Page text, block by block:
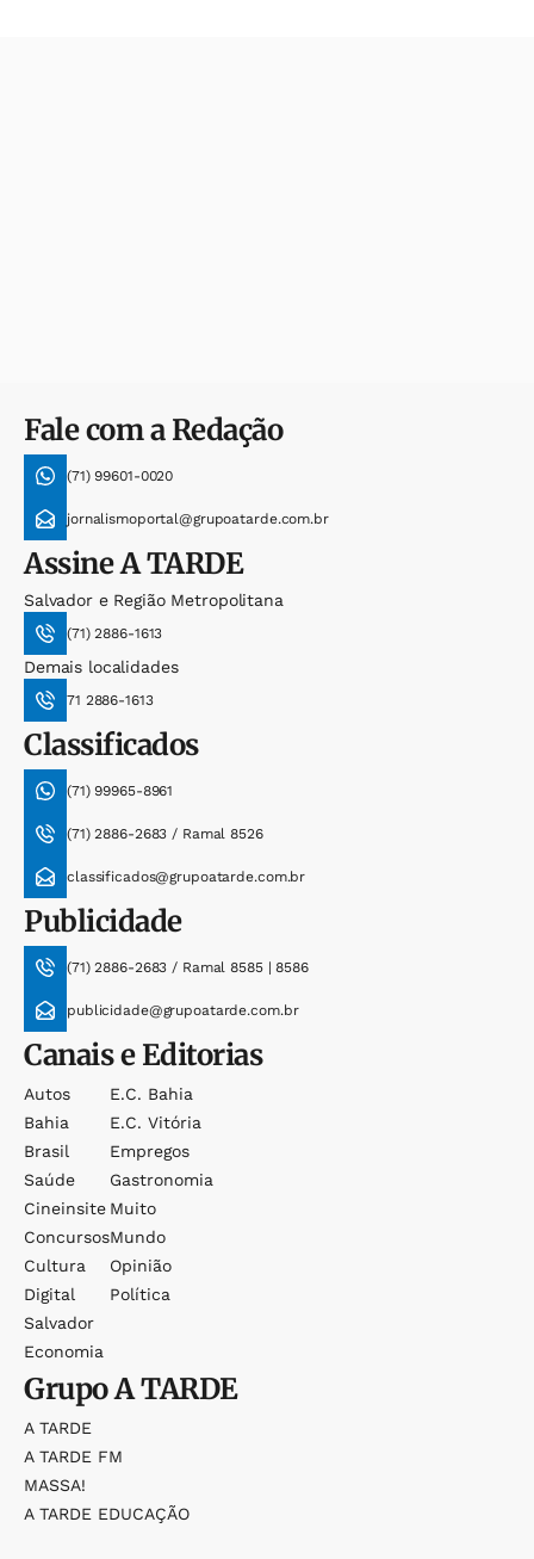
Fale com a Redação
(71) 99601-0020
jornalismoportal@grupoatarde.com.br
AssineA TARDE
Salvador e Região Metropolitana
(71) 2886-1613
Demais localidades
71 2886-1613
Classificados
(71) 99965-8961
(71) 2886-2683 / Ramal 8526
classificados@grupoatarde.com.br
Publicidade
(71) 2886-2683 / Ramal 8585 | 8586
publicidade@grupoatarde.com.br
Canais e Editorias
Autos
Bahia
Brasil
Saúde
Cineinsite
Concursos
Cultura
Digital
Salvador
Economia
E.c. Bahia
E.c. Vitória
Empregos
Gastronomia
Muito
Mundo
Opinião
Política
GrupoA TARDE
A TARDE
A TARDE FM
MASSA!
A TARDE EDUCAÇÃO